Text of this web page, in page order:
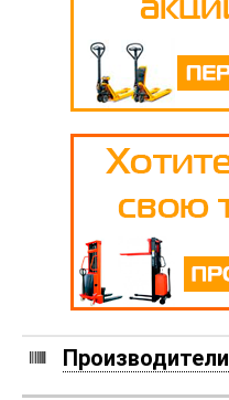
Производители